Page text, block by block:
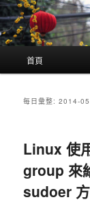
首頁
每日彙整:2014-
Linux 使
group 來
sudoer